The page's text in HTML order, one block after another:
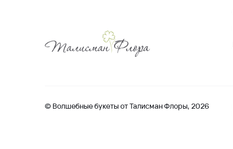
© Волшебные букеты от Талисман Флоры, 2026